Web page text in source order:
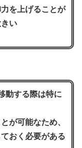
を上げることが
い
動する際は特に
が可能なため、
おく必要がある